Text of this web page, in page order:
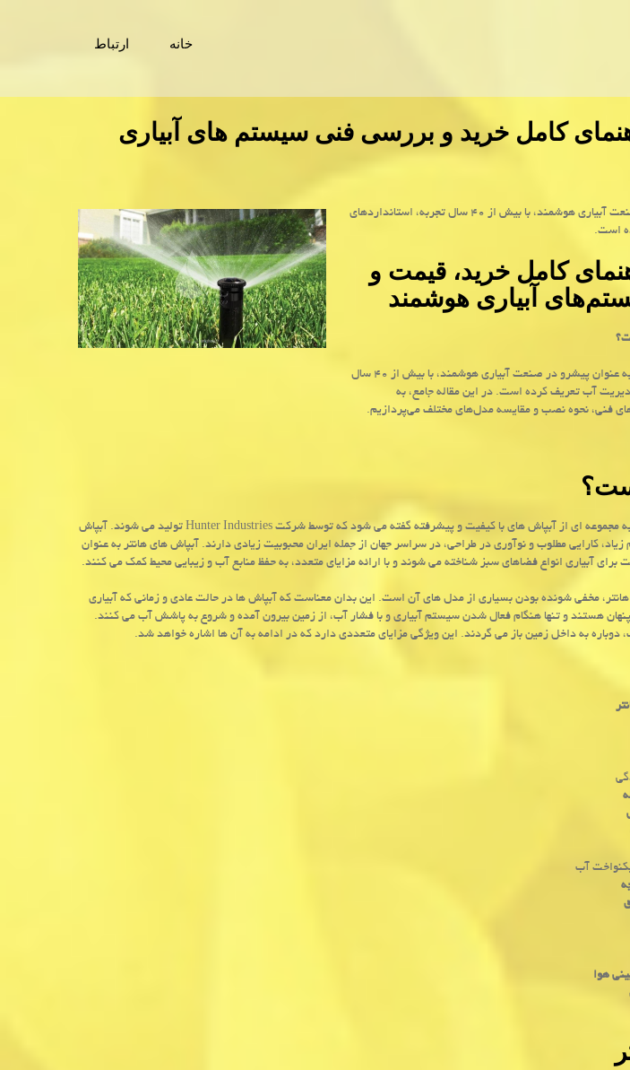
خانه ارتباط
کامل خرید و بررسی فنی سیستم های آبیاری
آبپاش هانتر به عنوان پیشرو در صنعت آبیاری هوشمند، با بیش از ۴۰ سال تجربه، استانداردهای
است.
کامل خرید، قیمت و
آبیاری هوشمند
به عنوان پیشرو در صنعت آبیاری هوشمند، با بیش از ۴۰ سال
آب تعریف کرده است. در این مقاله جامع، به
فنی، نحوه نصب و مقایسه مدل‌های مختلف می‌پردازیم.
مجموعه ای از آبپاش های با کیفیت و پیشرفته گفته می شود که توسط شرکت Hunter Industries تولید می شوند. آبپاش
زیاد، کارایی مطلوب و نوآوری در طراحی، در سراسر جهان از جمله ایران محبوبیت زیادی دارند. آبپاش های هانتر به عنوان
برای آبیاری انواع فضاهای سبز شناخته می شوند و با ارائه مزایای متعدد، به حفظ منابع آب و زیبایی محیط کمک می کنند.
مخفی شونده بودن بسیاری از مدل های آن است. این بدان معناست که آبپاش ها در حالت عادی و زمانی که آبیاری
هستند و تنها هنگام فعال شدن سیستم آبیاری و با فشار آب، از زمین بیرون آمده و شروع به پاشش آب می کنند.
دوباره به داخل زمین باز می گردند. این ویژگی مزایای متعددی دارد که در ادامه به آن ها اشاره خواهد شد.
آب
هوا